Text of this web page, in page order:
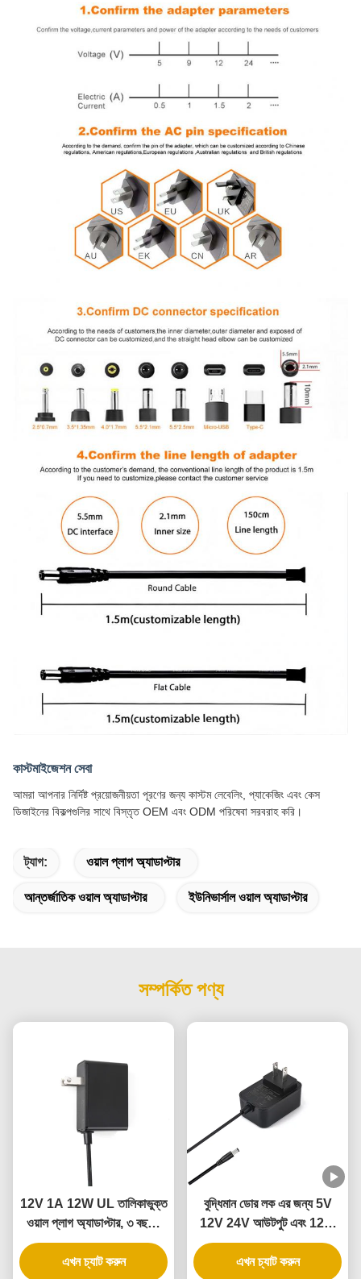
কাস্টমাইজেশন সেবা
আমরা আপনার নির্দিষ্ট প্রয়োজনীয়তা পূরণের জন্য কাস্টম লেবেলিং, প্যাকেজিং এবং কেস
ডিজাইনের বিকল্পগুলির সাথে বিস্তৃত OEM এবং ODM পরিষেবা সরবরাহ করি।
ট্যাগ: ওয়াল প্লাগ অ্যাডাপ্টার
আন্তর্জাতিক ওয়াল অ্যাডাপ্টার ইউনিভার্সাল ওয়াল অ্যাডাপ্টার
সম্পর্কিত পণ্য
12V 1A 12W UL তালিকাভুক্ত
ওয়াল প্লাগ অ্যাডাপ্টার, ৩ বছরের
ওয়ারেন্টি এবং একাধিক সুরক্ষা সহ
এখন চ্যাট করুন
বুদ্ধিমান ডোর লক এর জন্য 5V
12V 24V আউটপুট এবং 12W
24W পাওয়ার সহ UL সার্টিফাইড
ওয়াল পাওয়ার অ্যাডাপ্টার
এখন চ্যাট করুন